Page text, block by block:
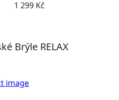
1 299 Kč
Brýle RELAX